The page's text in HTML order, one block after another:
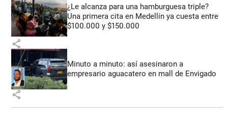
¿Le alcanza para una hamburguesa triple?
Una primera cita en Medellín ya cuesta entre
$100.000 y $150.000
share
Minuto a minuto: así asesinaron a
empresario aguacatero en mall de Envigado
share